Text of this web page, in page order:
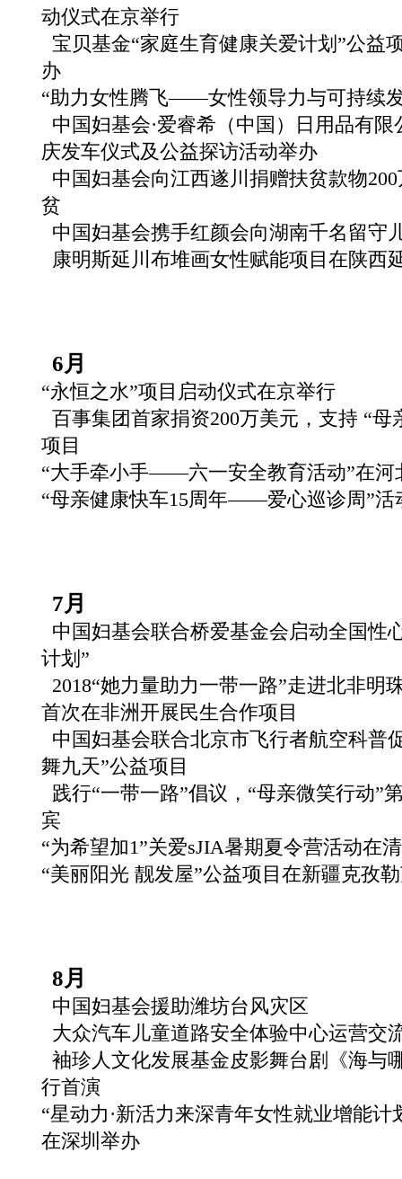
动仪式在京举行
宝贝基金“家庭生育健康关爱计划”公益
办
“助力女性腾飞——女性领导力与可持续
中国妇基会·爱睿希（中国）日用品有限
庆发车仪式及公益探访活动举办
中国妇基会向江西遂川捐赠扶贫款物
贫
中国妇基会携手红颜会向湖南千名留守
康明斯延川布堆画女性赋能项目在陕西
6月
“永恒之水”项目启动仪式在京举行
百事集团首家捐资200万美元，支持 “
项目
“大手牵小手——六一安全教育活动”在河
“母亲健康快车15周年——爱心巡诊周”活
7月
中国妇基会联合桥爱基金会启动全国性
计划”
2018“她力量助力一带一路”走进北非
首次在非洲开展民生合作项目
中国妇基会联合北京市飞行者航空科普
舞九天”公益项目
践行“一带一路”倡议，“母亲微笑行动”
宾
“为希望加1”关爱sJIA暑期夏令营活动在
“美丽阳光 靓发屋”公益项目在新疆克孜
8月
中国妇基会援助潍坊台风灾区
大众汽车儿童道路安全体验中心运营交
袖珍人文化发展基金皮影舞台剧《海与
行首演
“星动力·新活力来深青年女性就业增能
在深圳举办